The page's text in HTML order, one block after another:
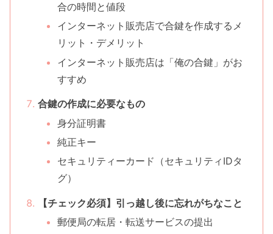
合の時間と値段
インターネット販売店で合鍵を作成するメ
リット・デメリット
インターネット販売店は「俺の合鍵」がお
すすめ
合鍵の作成に必要なもの
身分証明書
純正キー
セキュリティーカード（セキュリティIDタ
グ）
【チェック必須】引っ越し後に忘れがちなこと
郵便局の転居・転送サービスの提出